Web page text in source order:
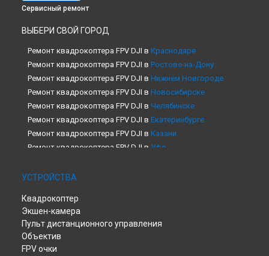
Сервисный ремонт
ВЫБЕРИ СВОЙ ГОРОД
Ремонт квадрокоптера FPV DJI в Краснодаре
Ремонт квадрокоптера FPV DJI в Ростове-на-Дону
Ремонт квадрокоптера FPV DJI в Нижнем Новгороде
Ремонт квадрокоптера FPV DJI в Новосибирске
Ремонт квадрокоптера FPV DJI в Челябинске
Ремонт квадрокоптера FPV DJI в Екатеринбурге
Ремонт квадрокоптера FPV DJI в Казани
Ремонт квадрокоптера FPV DJI в Уфе
Ремонт квадрокоптера FPV DJI в
Ремонт квадрокоптера FPV DJI в
Ремонт квадрокоптера FPV DJI в
Ремонт квадрокоптера FPV DJI в
Ремонт квадрокоптера FPV DJI в
УСТРОЙСТВА
Квадрокоптер
Экшен-камера
Пульт дистанционного управления
Объектив
FPV очки